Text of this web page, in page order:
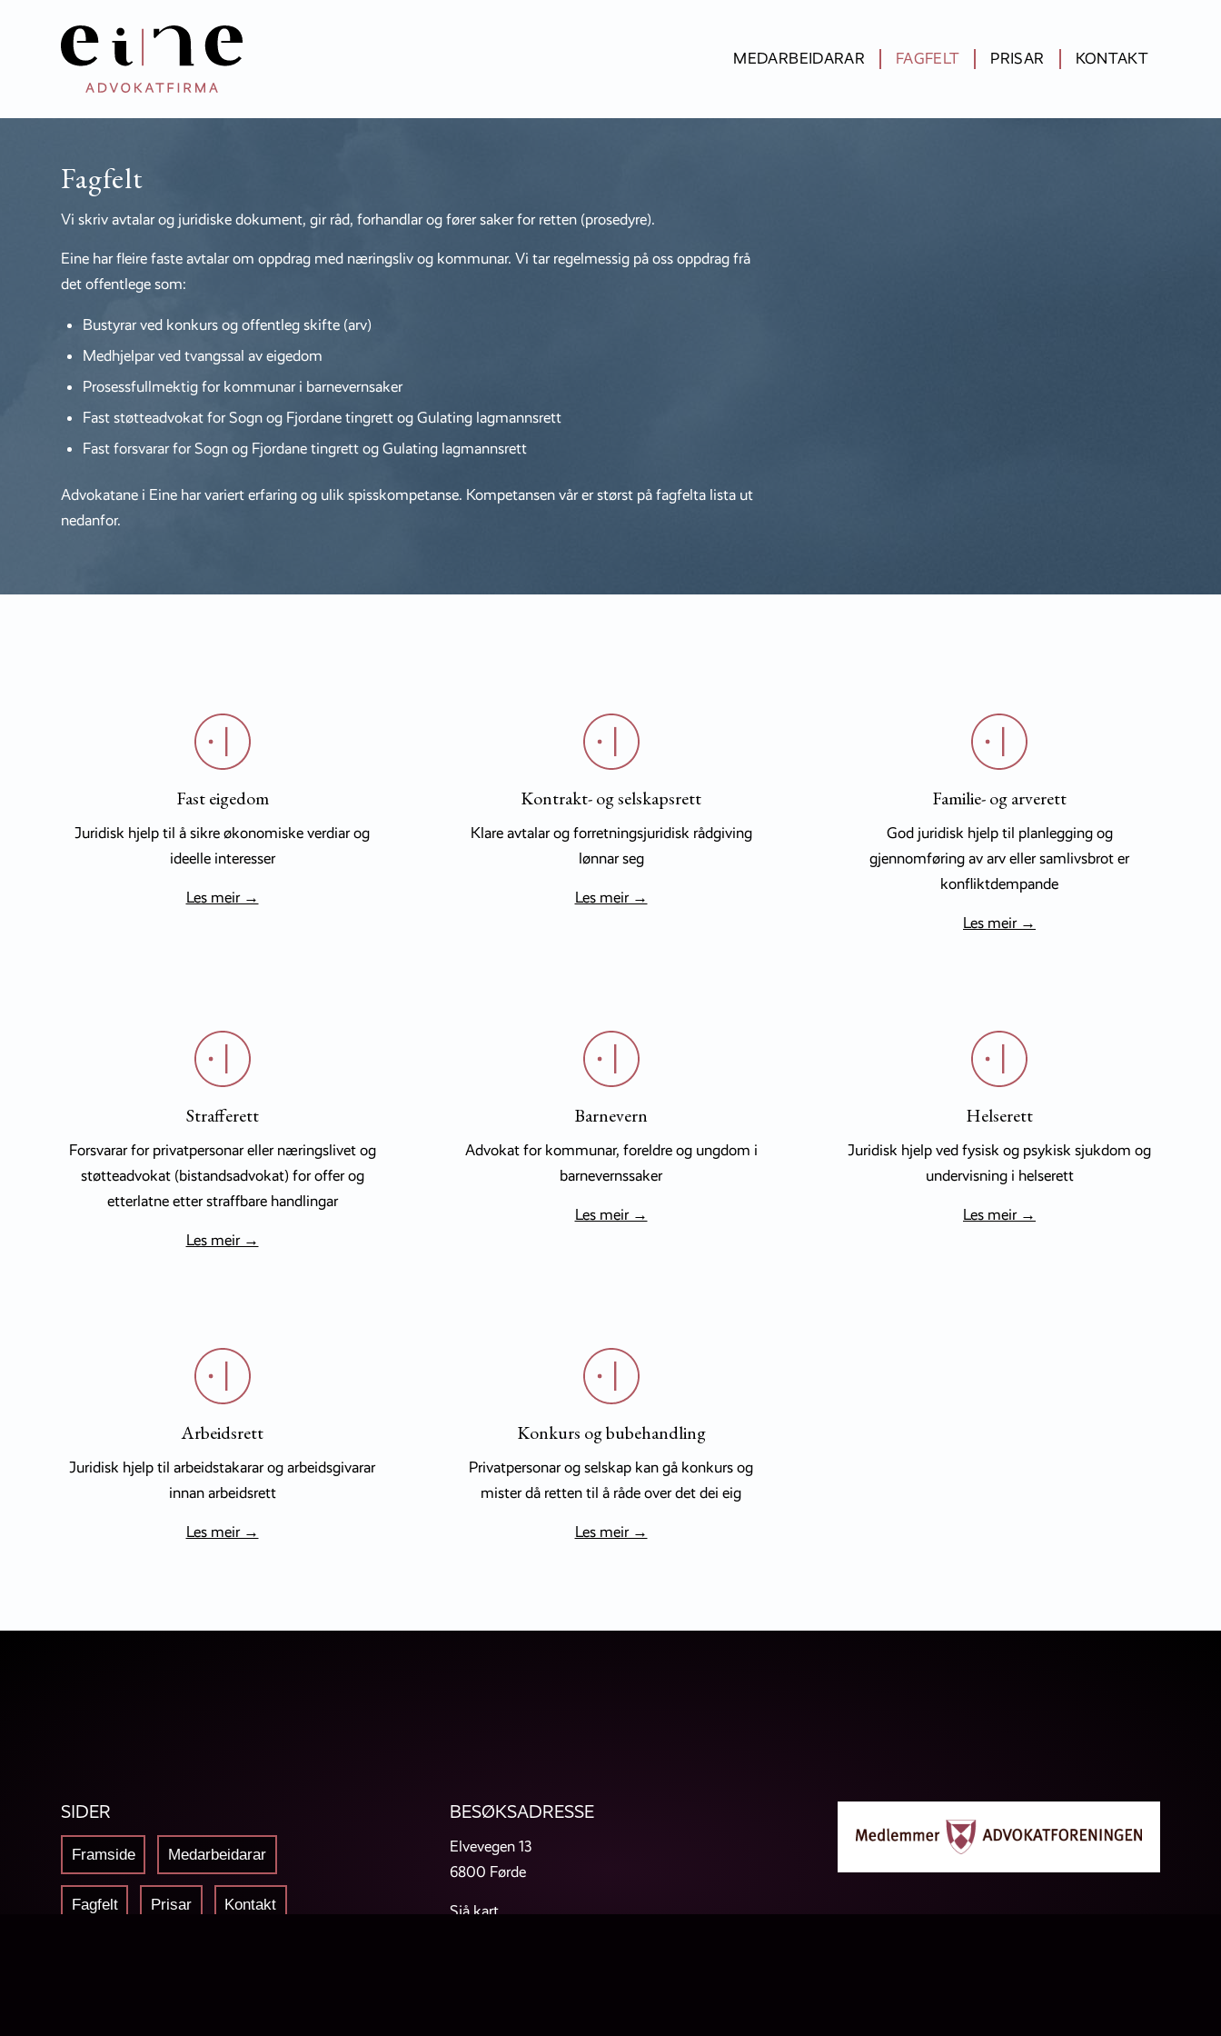
MEDARBEIDARAR FAGFELT PRISAR KONTAKT
Fagfelt
Vi skriv avtalar og juridiske dokument, gir råd, forhandlar og fører saker for retten (prosedyre).
Eine har fleire faste avtalar om oppdrag med næringsliv og kommunar. Vi tar regelmessig på oss oppdrag frå
det offentlege som:
Bustyrar ved konkurs og offentleg skifte (arv)
Medhjelpar ved tvangssal av eigedom
Prosessfullmektig for kommunar i barnevernsaker
Fast støtteadvokat for Sogn og Fjordane tingrett og Gulating lagmannsrett
Fast forsvarar for Sogn og Fjordane tingrett og Gulating lagmannsrett
Advokatane i Eine har variert erfaring og ulik spisskompetanse. Kompetansen vår er størst på fagfelta lista ut
nedanfor.
Fast eigedom
Juridisk hjelp til å sikre økonomiske verdiar og
ideelle interesser​
Les meir →
Kontrakt- og selskapsrett
Klare avtalar og forretningsjuridisk rådgiving
lønnar seg
Les meir →
Familie- og arverett
God juridisk hjelp til planlegging og
gjennomføring av arv eller samlivsbrot er
konfliktdempande
Les meir →
Strafferett
Forsvarar for privatpersonar eller næringslivet og
støtteadvokat (bistandsadvokat) for offer og
etterlatne etter straffbare handlingar
Les meir →
Barnevern
Advokat for kommunar, foreldre og ungdom i
barnevernssaker
Les meir →
Helserett
Juridisk hjelp ved fysisk og psykisk sjukdom og
undervisning i helserett
Les meir →
Arbeidsrett
Juridisk hjelp til arbeidstakarar og arbeidsgivarar
innan arbeidsrett
Les meir →
Konkurs og bubehandling
Privatpersonar og selskap kan gå konkurs og
mister då retten til å råde over det dei eig
Les meir →
SIDER
Framside Medarbeidarar
Fagfelt Prisar Kontakt
BESØKSADRESSE
Elvevegen 13
6800 Førde
Sjå kart